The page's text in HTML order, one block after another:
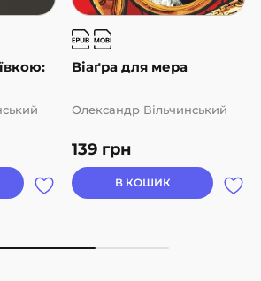
Віаґра для мера
139 грн
Олександр Вільчинський
В КОШИК